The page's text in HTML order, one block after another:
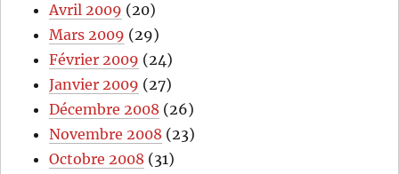
Avril 2009 (20)
Mars 2009 (29)
Février 2009 (24)
Janvier 2009 (27)
Décembre 2008 (26)
Novembre 2008 (23)
Octobre 2008 (31)